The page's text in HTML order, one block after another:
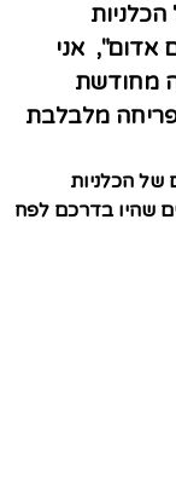
אדום", אני
מחודשת
מלבלבת
של הכלניות
שהיו בדרכם לפח